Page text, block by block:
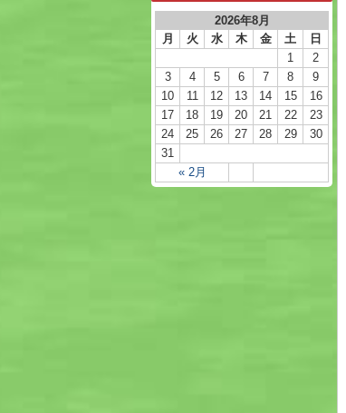
2026年8月
月
火 水 木 金 土 日
« 2月
1
2
3
4 5 6 7 8
9
10
11 12 13 14 15
16
17
18 19 20 21 22
23
24
25 26 27 28 29
30
31